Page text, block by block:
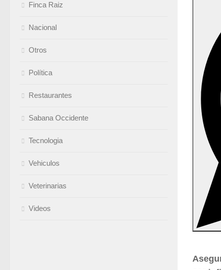
Finca Raiz
Nacional
Otros
Política
Restaurantes
Sabana Occidente
Tecnologia
Vehiculos
Veterinarias
Videos